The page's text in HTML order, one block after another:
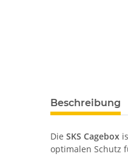
Beschreibung
DieSKS Cagebox
optimalen Schutz